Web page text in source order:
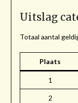
Uitslag
Totaal aantal
Plaats
1
2